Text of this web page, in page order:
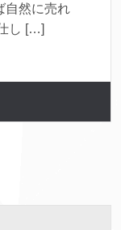
自然に売れ
し […]